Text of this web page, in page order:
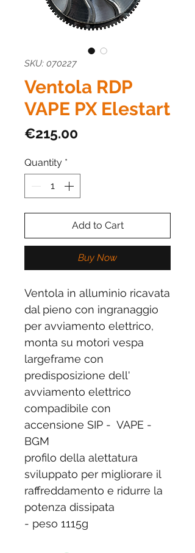
SKU: 070227
Ventola RDP
VAPE PX Elestart
€215.00
Quantity *
Add to Cart
Buy Now
Ventola in alluminio ricavata
dal pieno con ingranaggio
per avviamento elettrico,
monta su motori vespa
largeframe con
predisposizione dell'
avviamento elettrico
compadibile con
accensione SIP - VAPE -
BGM
profilo della alettatura
sviluppato per migliorare il
raffreddamento e ridurre la
potenza dissipata
- peso 1115g